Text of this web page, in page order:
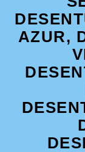
AZUR,